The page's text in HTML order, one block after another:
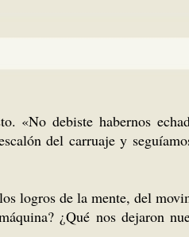
«No debiste habernos
del carruaje y
logros de la mente, del
¿Qué nos dejaron